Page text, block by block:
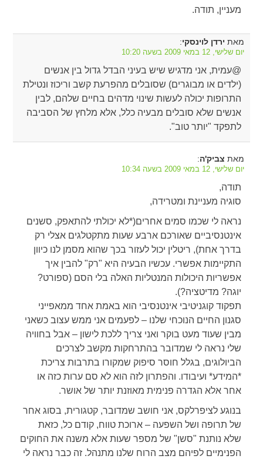
מעניין, תודה.
מאת ירדן לוינסקי:
יום שלישי, 12 במאי 2009 בשעה 10:20
@עמית, אני מדגיש שיש בעיני הבדל גדול בין אנשים
(ילדים או מבוגרים) שסובלים מהפרעת קשב וריכוז ונטילת
התרופות יכולה לעשות שינוי מדהים בחיים שלהם, לבין
אנשים שלא סובלים מבעיה כלל, אלא מלחץ של הסביבה
לתפקד "יותר טוב".
מאת צביק'ה:
יום שלישי, 12 במאי 2009 בשעה 10:34
תודה,
סוגיה מעניינת ומטרידה,
נראה לי שכמו סמים אחרים(*לא יכולתי להתאפק, סשנים
אינטנסיביים שאורכם ארבע שעות מתקטלגים אצלי רק
בדרך אחת), ריטלין יכול לעזור בכך שהוא מסמן לנו כיוון
התקיימות אפשרי. עכשיו הבעיה היא "רק" להבין איך
אפשריות היכולות המנטליות האלה בלי הסם (ספורט?
יוגה? מדיטציה?).
תפקוד קוגניטיבי אינטנסיבי הוא באמת אחד ממאפייני
סגנון החיים הנוכחי שלנו – לפעמים אני ממש עצוב כשאני
מבין שעוד מעט בוקר ואני צריך ללכת לישון – אבל בחוויה
שלי נראה לי שמדובר בהתרחקות מקשב לצרכים
הביולוגים, בגלל חוסר סיפוק שמקורו בתרבות צריכת
*המידע* ועיבודו. והפתרון לזה הוא לא סם ערות כזה או
אחר אלא הגדרה פנימית מאוזנת יותר של אושר.
בנוגע לציפרלקס, אני חושב שמדובר, קטגורית, בסוג אחר
של תרופה ושל השפעה – ארוכת טווח, קודם כל, כזאת
שלא נותנת "סשן" של מספר שעות אלא משנה את החוקים
הפנימיים לפיהם מצב הרוח שלנו מתנהל. זה כבר נראה לי